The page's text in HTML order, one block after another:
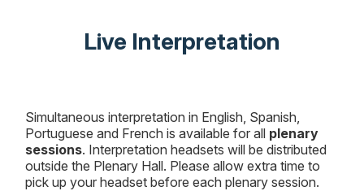
Live Interpretation
Simultaneous interpretation in English, Spanish,
Portuguese and French is available for all plenary
sessions. Interpretation headsets will be distributed
outside the Plenary Hall. Please allow extra time to
pick up your headset before each plenary session.